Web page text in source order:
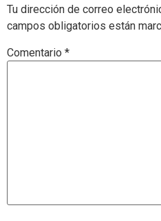
Tu dirección de correo
campos obligatorios están
Comentario *